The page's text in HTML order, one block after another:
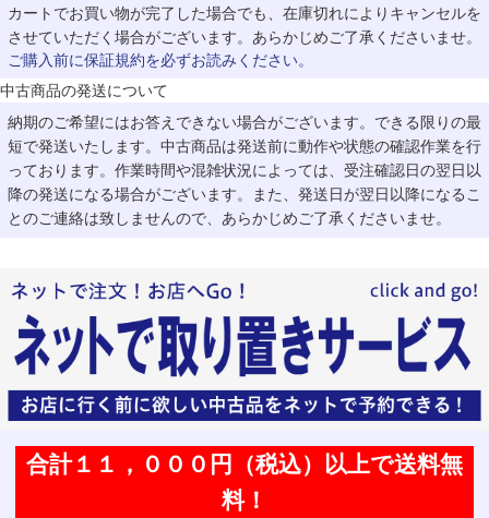
カートでお買い物が完了した場合でも、在庫切れによりキャンセルを
させていただく場合がございます。あらかじめご了承くださいませ。
ご購入前に保証規約を必ずお読みください。
中古商品の発送について
納期のご希望にはお答えできない場合がございます。できる限りの最
短で発送いたします。中古商品は発送前に動作や状態の確認作業を行
っております。作業時間や混雑状況によっては、受注確認日の翌日以
降の発送になる場合がございます。また、発送日が翌日以降になるこ
とのご連絡は致しませんので、あらかじめご了承くださいませ。
合計１１，０００円（税込）以上で送料無
料！